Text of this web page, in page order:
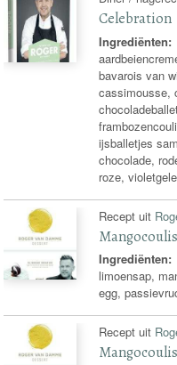
Celebration
Ingrediënten:
bavarois van
cassimousse,
ijsballetjes
chocolade,
roze,
Recept uit
Ingrediënten:
limoensap,
egg,
Recept uit